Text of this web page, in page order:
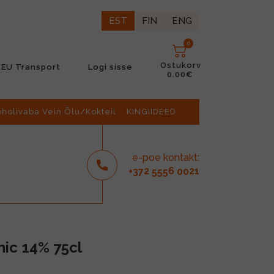
EST FIN ENG
EU Transport Logi sisse
0
Ostukorv
0.00€
Vein Õlu/Kokteil KINGIIDEED
e-poe kontakt:
+372 5556 0021
14% 75cl